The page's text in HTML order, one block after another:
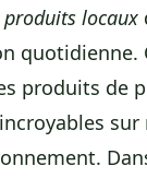
produits locaux
quotidienne.
produits de